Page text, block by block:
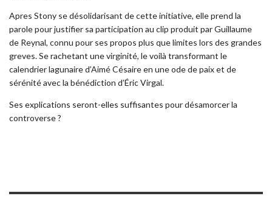
Apres Stony se désolidarisant de cette initiative, elle prend la
parole pour justifier sa participation au clip produit par Guillaume
de Reynal, connu pour ses propos plus que limites lors des grandes
greves. Se rachetant une virginité, le voilà transformant le
calendrier lagunaire d’Aimé Césaire en une ode de paix et de
sérénité avec la bénédiction d’Éric Virgal.
Ses explications seront-elles suffisantes pour désamorcer la
controverse ?